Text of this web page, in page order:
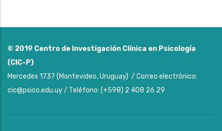
© 2019 Centro de Investigación Clínica en Psicología
(CIC-P)
Mercedes 1737 (Montevideo, Uruguay) / Correo electrónico:
cic@psico.edu.uy / Teléfono: (+598) 2 408 26 29